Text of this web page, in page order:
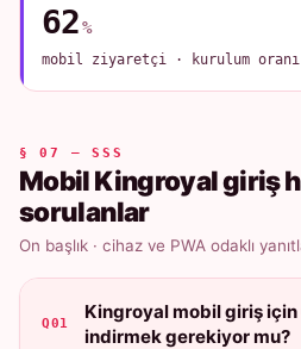
62%
mobil ziyaretçi · kurulum oranı
§ 07 — SSS
Mobil Kingroyal giriş
sorulanlar
On başlık · cihaz ve PWA odaklı
Q01
Kingroyal mobil giriş
indirmek gerekiyor mu?